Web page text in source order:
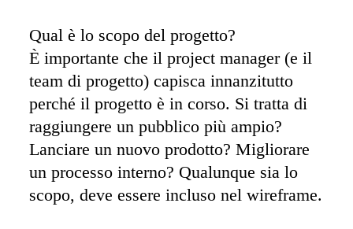
Qual è lo scopo del progetto?
È importante che il project manager (e il
team di progetto) capisca innanzitutto
perché il progetto è in corso. Si tratta di
raggiungere un pubblico più ampio?
Lanciare un nuovo prodotto? Migliorare
un processo interno? Qualunque sia lo
scopo, deve essere incluso nel wireframe.